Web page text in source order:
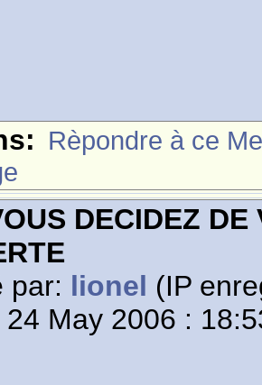
Rèpondre à ce
DECIDEZ
par: lionel (IP
24 May 2006 :